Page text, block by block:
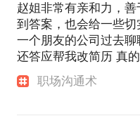
赵姐非常有亲和力，
到答案，也会给一些
一个朋友的公司过去聊
还答应帮我改简历 真
职场沟通术